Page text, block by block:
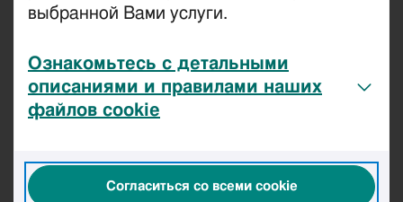
выбранной Вами услуги.
Ознакомьтесь с детальными
описаниями и правилами наших
файлов cookie
Согласиться со всеми cookie
международные разговоры
Запрет на международные
Ограничение на входящие